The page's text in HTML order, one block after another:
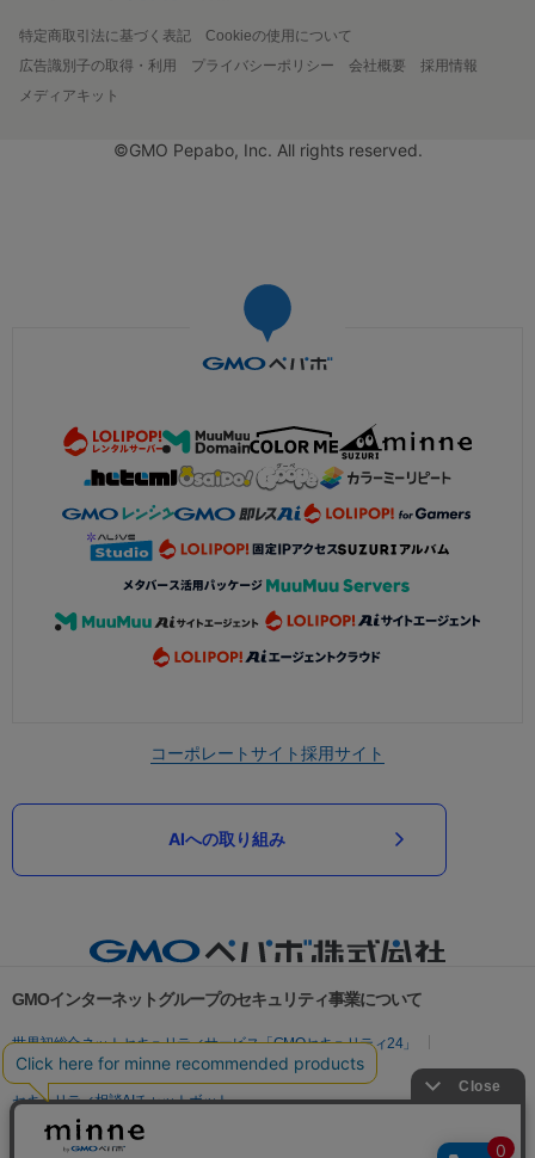
特定商取引法に基づく表記
Cookieの使用について
広告識別子の取得・利用
プライバシーポリシー 会社概要
採用情報
メディアキット
©GMO Pepabo, Inc. All rights reserved.
コーポレートサイト採用サイト
AIへの取り組み
GMOインターネットグループのセキュリティ事業について
世界初総合ネットセキュリティサービス「GMOセキュリティ24」
パスワード漏洩診断
Webサイトリスク診断
セキュリティ相談AIチャットボット
実在証明・盗聴対策